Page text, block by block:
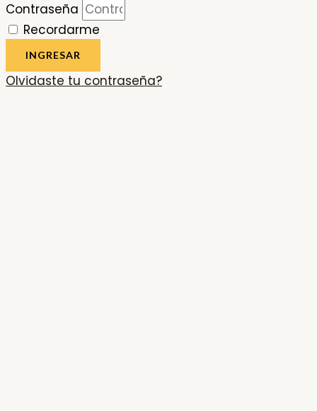
Contraseña
Recordarme
INGRESAR
Olvidaste tu contraseña?